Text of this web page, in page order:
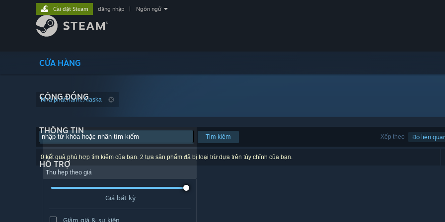
CỬA HÀNG
CỘNG ĐỒNG
THÔNG TIN
HỖ TRỢ
Cài đặt Steam đăng nhập Ngôn ngữ
Nhà phát hành: Alaska
Xếp theo Độ liên
Tìm kiếm
0 kết quả phù hợp tìm kiếm của bạn. 2 tựa sản phẩm đã bị loại trừ dựa trên tùy chỉnh của bạn.
Thu hẹp theo giá
Giá bất kỳ
Giảm giá & sự kiện